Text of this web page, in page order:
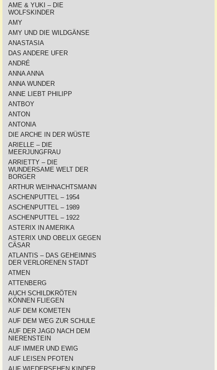
AME & YUKI – DIE
WOLFSKINDER
AMY
AMY UND DIE WILDGÄNSE
ANASTASIA
DAS ANDERE UFER
ANDRÉ
ANNA ANNA
ANNA WUNDER
ANNE LIEBT PHILIPP
ANTBOY
ANTON
ANTONIA
DIE ARCHE IN DER WÜSTE
ARIELLE – DIE
MEERJUNGFRAU
ARRIETTY – DIE
WUNDERSAME WELT DER
BORGER
ARTHUR WEIHNACHTSMANN
ASCHENPUTTEL – 1954
ASCHENPUTTEL – 1989
ASCHENPUTTEL – 1922
ASTERIX IN AMERIKA
ASTERIX UND OBELIX GEGEN
CÄSAR
ATLANTIS – DAS GEHEIMNIS
DER VERLORENEN STADT
ATMEN
ATTENBERG
AUCH SCHILDKRÖTEN
KÖNNEN FLIEGEN
AUF DEM KOMETEN
AUF DEM WEG ZUR SCHULE
AUF DER JAGD NACH DEM
NIERENSTEIN
AUF IMMER UND EWIG
AUF LEISEN PFOTEN